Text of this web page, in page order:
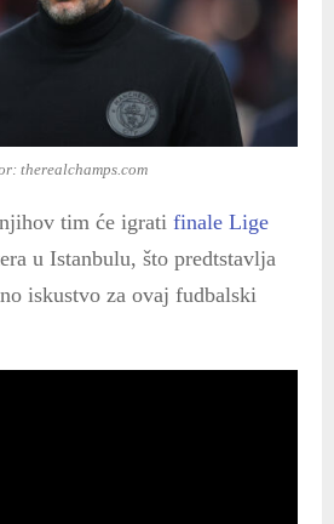
therealchamps.com
tim će igrati finale Lige
u Istanbulu, što predtstavlja
iskustvo za ovaj fudbalski